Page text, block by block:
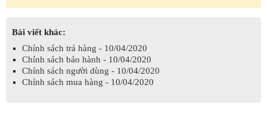
Bài viết khác:
Chính sách trả hàng - 10/04/2020
Chính sách bảo hành - 10/04/2020
Chính sách người dùng - 10/04/2020
Chính sách mua hàng - 10/04/2020